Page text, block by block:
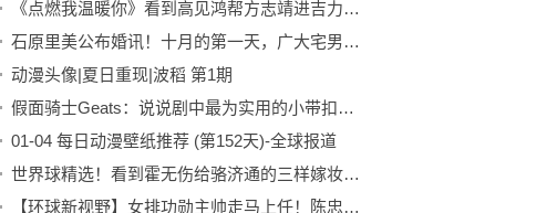
《点燃我温暖你》看到高见鸿帮方志靖进吉力，才懂他对李峋的恨
石原里美公布婚讯！十月的第一天，广大宅男集体失恋了_快资讯
动漫头像|夏日重现|波稻 第1期
假面骑士Geats：说说剧中最为实用的小带扣，你认为是哪个？
01-04 每日动漫壁纸推荐 (第152天)-全球报道
世界球精选！看到霍无伤给骆济通的三样嫁妆，才懂少商躲进冷宫五年的真正原因
【环球新视野】女排功勋主帅走马上任！陈忠和亮相新岗位，网友：恭喜陈导出山